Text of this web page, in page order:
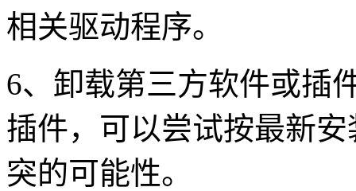
相关驱动程序。
6、卸载第三方软件或插
插件，可以尝试按最新
突的可能性。